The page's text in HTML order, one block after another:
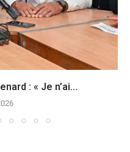
: « Je n’ai...